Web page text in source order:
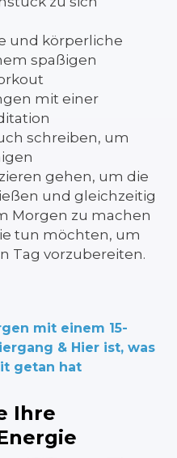
und körperliche
spaßigen
mit einer
schreiben, um
gehen, um die
und gleichzeitig
Morgen zu machen
tun möchten, um
Tag vorzubereiten.
mit einem 15-
& Hier ist, was
getan hat
Ihre